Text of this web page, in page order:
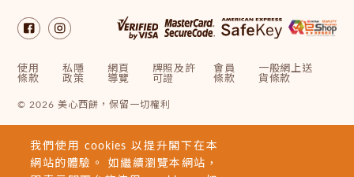
使用
條款
私隱
政策
網頁
導覽
牌照及許
可證
會員
條款
一般網上送
貨條款
© 2026 美心西餅，保留一切權利
我們使用 cookies 以提升閣下在本
網站的體驗。 如繼續瀏覽本網站，